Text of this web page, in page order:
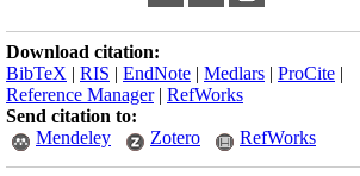
Download citation:
BibTeX | RIS | EndNote | Medlars | ProCite |
Reference Manager| RefWorks
Send citation to:
Mendeley
Zotero RefWorks